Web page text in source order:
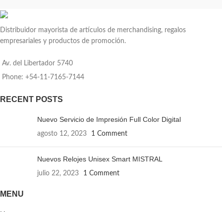
Distribuidor mayorista de artículos de merchandising, regalos
empresariales y productos de promoción.
Av. del Libertador 5740
Phone: +54-11-7165-7144
RECENT POSTS
Nuevo Servicio de Impresión Full Color Digital
agosto 12, 2023 1 Comment
Nuevos Relojes Unisex Smart MISTRAL
julio 22, 2023 1 Comment
MENU